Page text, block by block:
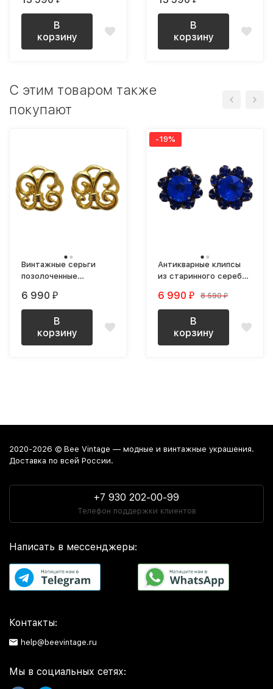
позолоченная
В
корзину
позолоченная
В
корзину
C этим товаром также
покупают
Винтажные серьги
позолоченные
6 990 ₽
В
корзину
-19%
Антикварные клипсы
из старинного серебра
6 990 ₽ 8 590 ₽
В
корзину
2020-2026 © Bee Vintage — модные и винтажные украшения.
Доставка по всей России.
+7 930 202-00-99
Телефон поддержки клиентов
Написать в мессенджеры:
Контакты:
help@beevintage.ru
Мы в социальных сетях: